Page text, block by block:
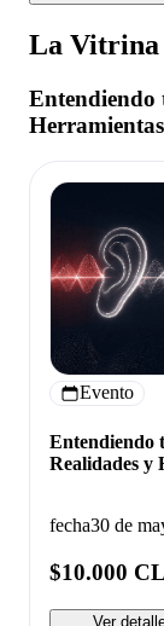
La Vitrina
Entendiendo
Evento
Entendiendo
Realidades y
fecha30 de
$10.000
Ver